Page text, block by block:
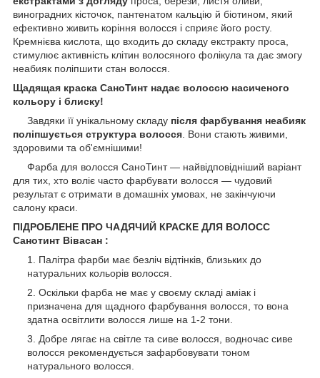
виноградних кісточок, пантенатом кальцію й біотином, який
ефективно живить коріння волосся і сприяє його росту.
Кремнієва кислота, що входить до складу екстракту проса,
стимулює активність клітин волосяного фолікула та дає змогу
неабияк поліпшити стан волосся.
Щадящая краска СаноТинт надає волоссю насиченого
кольору і блиску!
Завдяки її унікальному складу після фарбування неабияк
поліпшується структура волосся . Вони стають живими,
здоровими та об'ємнішими!
Фарба для волосся СаноТинт — найвідповідніший варіант
для тих, хто воліє часто фарбувати волосся — чудовий
результат є отримати в домашніх умовах, не закінчуючи
салону краси.
ПІДРОБЛЕНЕ ПРО ЧАДЯЧИЙ КРАСКЕ ДЛЯ ВОЛОСС
Санотинт Вівасан :
Палітра фарби має безліч відтінків, близьких до
натуральних кольорів волосся.
Оскільки фарба не має у своєму складі аміак і
призначена для щадного фарбування волосся, то вона
здатна освітлити волосся лише на 1-2 тони.
Добре лягає на світле та сиве волосся, водночас сиве
волосся рекомендується зафарбовувати тоном
натурального волосся.